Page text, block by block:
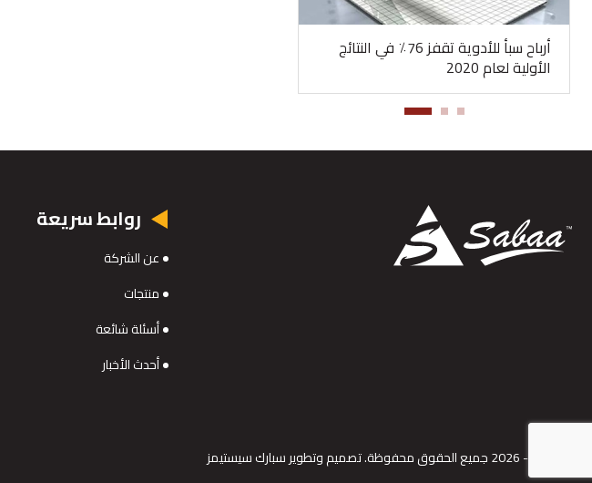
أرباح سبأ للأدوية تقفز 76٪ في النتائج
الأولية لعام 2020
روابط سريعة
عن الشركة
منتجات
أسئلة شائعة
أحدث الأخبار
سبارك سيستيمز